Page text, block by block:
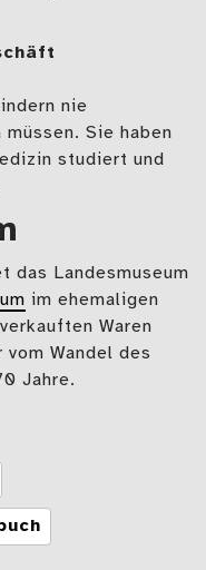
nie
Sie haben
studiert und
das Landesmuseum
im ehemaligen
Waren
Wandel des
Jahre.